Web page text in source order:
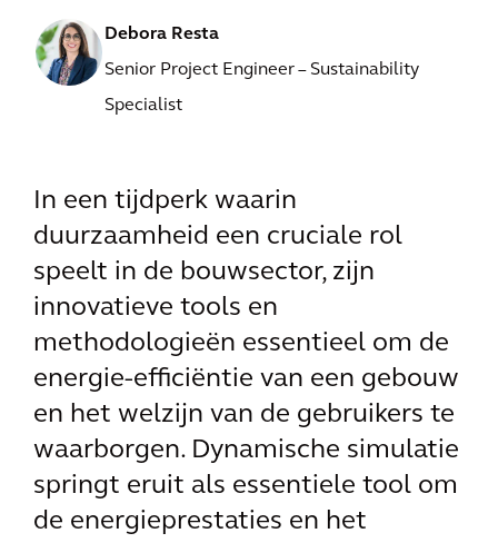
Debora Resta
Senior Project Engineer – Sustainability
Specialist
In een tijdperk waarin
duurzaamheid een cruciale rol
speelt in de bouwsector, zijn
innovatieve tools en
methodologieën essentieel om de
energie-efficiëntie van een gebouw
en het welzijn van de gebruikers te
waarborgen. Dynamische simulatie
springt eruit als essentiele tool om
de energieprestaties en het